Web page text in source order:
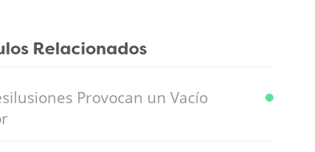
Relacionados
Provocan un Vacío